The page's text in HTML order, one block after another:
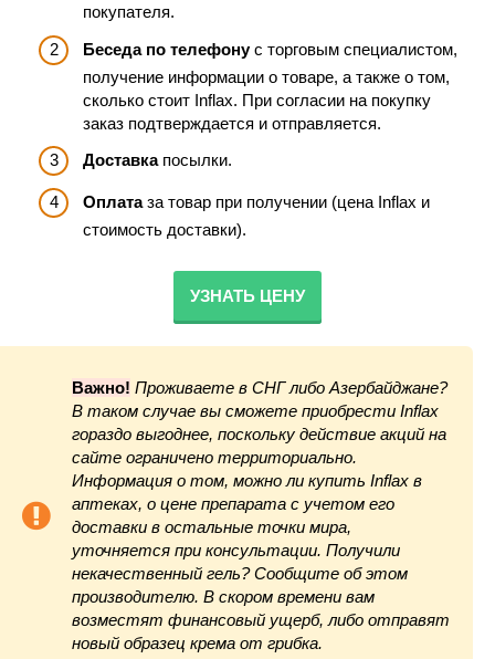
покупателя.
Беседа по телефонус торговым специалистом,
получение информации о товаре, а также о том,
сколько стоит Inflax. При согласии на покупку
заказ подтверждается и отправляется.
Доставкапосылки.
Оплатаза товар при получении (цена Inflax и
стоимость доставки).
УЗНАТЬ ЦЕНУ
Важно! Проживаете в СНГ либо Азербайджане?
В таком случае вы сможете приобрести Inflax
гораздо выгоднее, поскольку действие акций на
сайте ограничено территориально.
Информация о том, можно ли купить Inflax в
аптеках, о цене препарата с учетом его
доставки в остальные точки мира,
уточняется при консультации. Получили
некачественный гель? Сообщите об этом
производителю. В скором времени вам
возместят финансовый ущерб, либо отправят
новый образец крема от грибка.